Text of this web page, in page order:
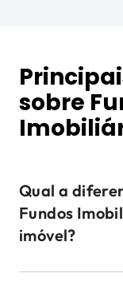
sobre
Qual a
Fundos
imóvel?